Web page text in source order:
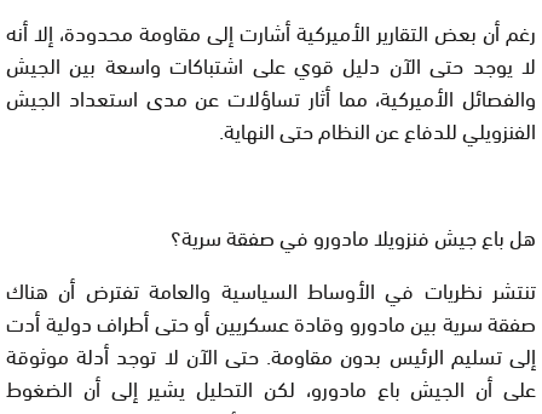
رغم أن بعض التقارير الأميركية أشارت إلى مقاومة محدودة، إلا أنه
لا يوجد حتى الآن دليل قوي على اشتباكات واسعة بين الجيش
والفصائل الأميركية، مما أثار تساؤلات عن مدى استعداد الجيش
الفنزويلي للدفاع عن النظام حتى النهاية.
هل باع جيش فنزويلا مادورو في صفقة سرية؟
تنتشر نظريات في الأوساط السياسية والعامة تفترض أن هناك
صفقة سريةبين مادورو وقادة عسكريين أو حتى أطراف دولية أدت
إلى تسليم الرئيس بدون مقاومة. حتى الآن لا توجد أدلة موثوقة
على أن الجيش باع مادورو، لكن التحليل يشير إلى أن الضغوط